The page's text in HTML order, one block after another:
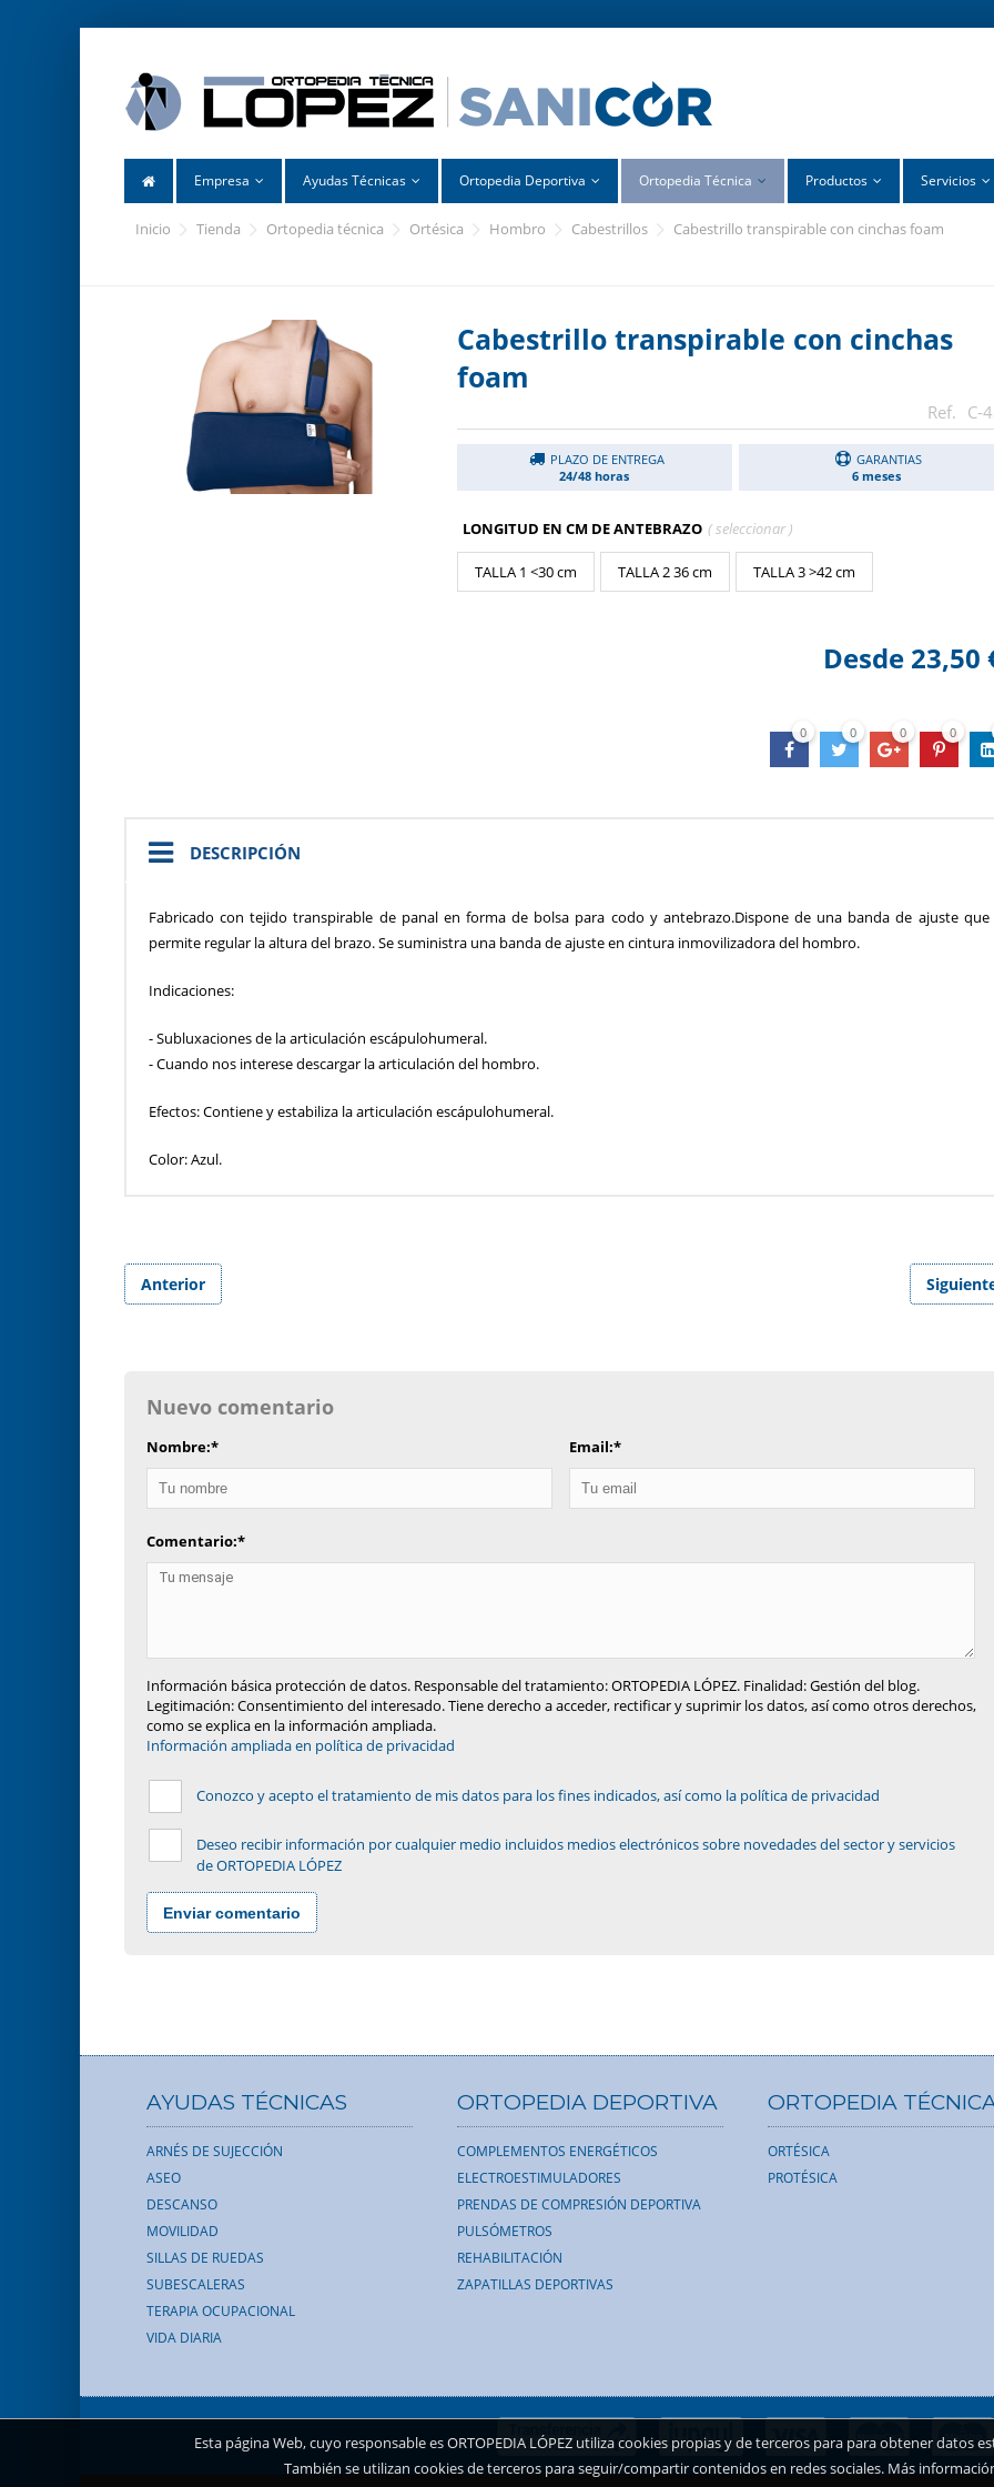
Empresa Ayudas Técnicas Ortopedia Deportiva Ortopedia Técnica Productos Servicios
inicio tienda ortopedia técnica ortésica hombro cabestrillos cabestrillo transpirable con cinchas foam
Esta página Web, cuyo responsable es ORTOPEDIA LÓPEZ utiliza cookies propias y de terceros para para obtener datos
También se utilizan cookies de terceros para seguir/compartir contenidos en redes sociales. Más
Cabestrillo transpirable con cinchas
foam
C-
PLAZO DE ENTREGA
24/48 horas
GARANTIAS
6 meses
LONGITUD EN CM DE ANTEBRAZO
TALLA 1 <30 cm TALLA 2 36 cm TALLA 3 >42 cm
Desde23,50
0 0 0 0
DESCRIPCIÓN
Fabricado con tejido transpirable de panal en forma de bolsa para codo y antebrazo.Dispone de una banda de ajuste que
permite regular la altura del brazo. Se suministra una banda de ajuste en cintura inmovilizadora del hombro.
Indicaciones:
- Subluxaciones de la articulación escápulohumeral.
- Cuando nos interese descargar la articulación del hombro.
Efectos: Contiene y estabiliza la articulación escápulohumeral.
Color: Azul.
Anterior
Nuevo comentario
Nombre:* Email:*
Comentario:*
Información básica protección de datos. Responsable del tratamiento: ORTOPEDIA LÓPEZ. Finalidad: Gestión del blog.
Legitimación: Consentimiento del interesado. Tiene derecho a acceder, rectificar y suprimir los datos, así como otros derechos,
como se explica en la información ampliada.
Información ampliada en política de privacidad
Conozco y acepto el tratamiento de mis datos para los fines indicados, así como la política de privacidad
Deseo recibir información por cualquier medio incluidos medios electrónicos sobre novedades del sector y servicios
de ORTOPEDIA LÓPEZ
Enviar comentario
AYUDAS TÉCNICAS
ARNÉS DE SUJECCIÓN
ASEO
DESCANSO
MOVILIDAD
SILLAS DE RUEDAS
SUBESCALERAS
TERAPIA OCUPACIONAL
VIDA DIARIA
ORTOPEDIA DEPORTIVA
COMPLEMENTOS ENERGÉTICOS
ELECTROESTIMULADORES
PRENDAS DE COMPRESIÓN DEPORTIVA
PULSÓMETROS
REHABILITACIÓN
ZAPATILLAS DEPORTIVAS
ORTOPEDIA
ORTÉSICA
PROTÉSICA